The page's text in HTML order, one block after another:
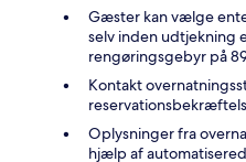
Gæster kan vælge
selv inden udtjekning
rengøringsgebyr på
Kontakt
Oplysninger fra
hjælp af